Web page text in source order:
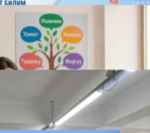
Последние новости
ДЛЯ МЕТОДИСТОВ
НАЧАЛОСЬ ОБУЧЕНИЕ
05.08.2026
В ПРИМЕРНЫЕ ТИПОВЫЕ
ОБЩЕОБРАЗОВАТЕЛЬНЫХ